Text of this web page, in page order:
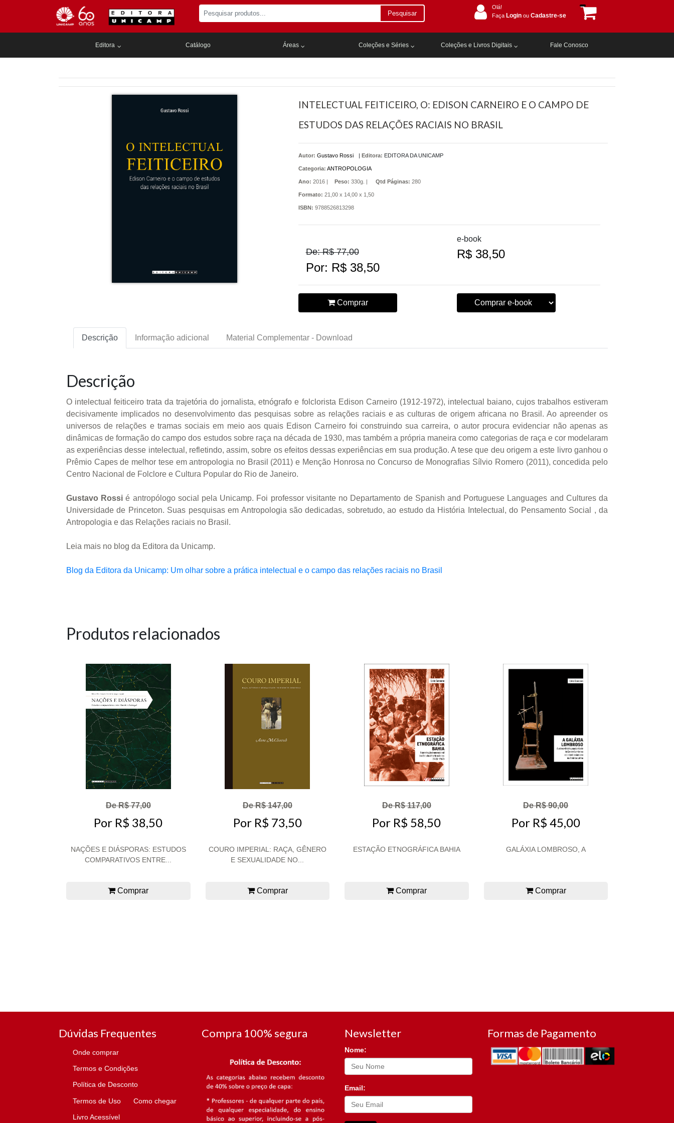
Pesquisar
Olá!
Faça Login ou Cadastre-se
Editora Catálogo Áreas Coleções e Séries Coleções e Livros Digitais Fale Conosco
INTELECTUAL FEITICEIRO, O: EDISON CARNEIRO E O CAMPO DE
ESTUDOS DAS RELAÇÕES RACIAIS NO BRASIL
Autor: Gustavo Rossi | Editora: EDITORA DA UNICAMP
Categoria: ANTROPOLOGIA
Ano: 2016 | Peso: 330g. | Qtd Páginas: 280
Formato: 21,00 x 14,00 x 1,50
ISBN: 9788526813298
e-book
De: R$ 77,00
Por: R$ 38,50
R$ 38,50
Comprar
Descrição Informação adicional Material Complementar - Download
Descrição
O intelectual feiticeiro trata da trajetória do jornalista, etnógrafo e fol­clo­rista Edison Carneiro (1912-1972), intelectual baiano, cujos trabalhos esti­veram
decisivamente implicados no desenvolvimento das pesquisas sobre as relações raciais e as culturas de origem africana no Brasil. Ao apreender os
universos de relações e tramas sociais em meio aos quais Edison Carneiro foi construindo sua carreira, o autor procura evidenciar não apenas as
dinâmicas de formação do campo dos estudos sobre raça na década de 1930, mas também a própria maneira como categorias de raça e cor modelaram
as expe­riências desse intelectual, refletindo, assim, sobre os efeitos dessas expe­riên­cias em sua produção. A tese que deu origem a este livro ganhou o
Prêmio Capes de melhor tese em antropologia no Brasil (2011) e Menção Honrosa no Con­curso de Monografias Sílvio Romero (2011), concedida pelo
Centro Nacio­nal de Folclore e Cultura Popular do Rio de Janeiro.
Gustavo Rossi é antropólogo social pela Unicamp. Foi professor visitante no Departamento de Spanish and Portuguese Languages and Cultures da
Universidade de Princeton. Suas pesquisas em Antropologia são dedicadas, sobretudo, ao estudo da História Intelectual, do Pensamento Social , da
Antropologia e das Relações raciais no Brasil.
Leia mais no blog da Editora da Unicamp.
Blog da Editora da Unicamp: Um olhar sobre a prática intelectual e o campo das relações raciais no Brasil
Produtos relacionados
De R$ 77,00
Por R$ 38,50
NAÇÕES E DIÁSPORAS: ESTUDOS
COMPARATIVOS ENTRE...
Comprar
De R$ 147,00
Por R$ 73,50
COURO IMPERIAL: RAÇA, GÊNERO
E SEXUALIDADE NO...
Comprar
De R$ 117,00
Por R$ 58,50
ESTAÇÃO ETNOGRÁFICA BAHIA
Comprar
De R$ 90,00
Por R$ 45,00
GALÁXIA LOMBROSO, A
Comprar
Dúvidas Frequentes
Onde comprar
Termos e Condições
Política de Desconto
Termos de Uso Como chegar
Livro Acessível
Compra 100% segura Newsletter
Nome:
Email:
Formas de Pagamento